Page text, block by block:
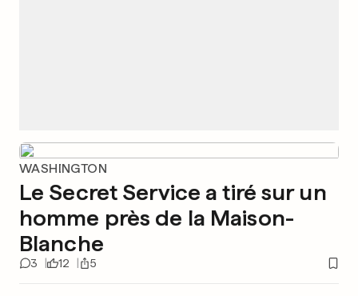
WASHINGTON
Le Secret Service a tiré sur un
homme près de la Maison-
Blanche
3 12 5